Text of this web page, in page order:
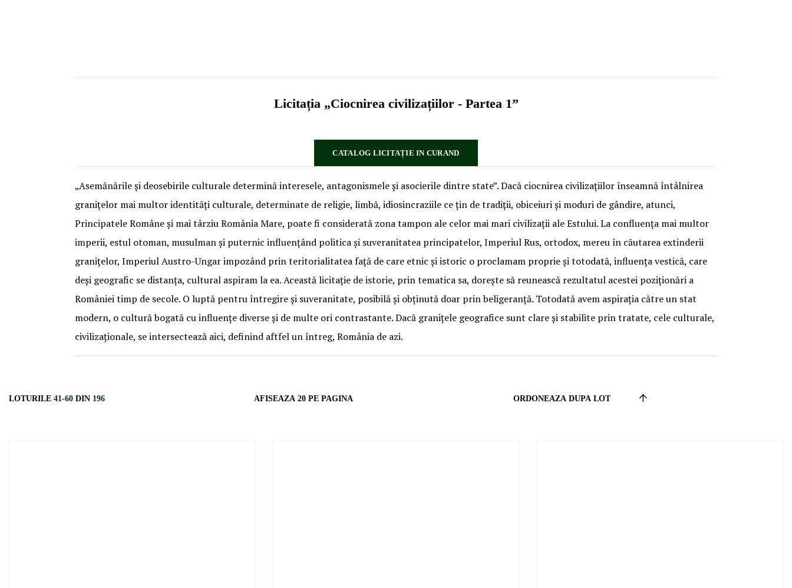
Licitația „Ciocnirea civilizațiilor - Partea 1”
CATALOG LICITAȚIE IN CURAND
„Asemănările și deosebirile culturale determină interesele, antagonismele și asocierile dintre state”. Dacă ciocnirea civilizațiilor înseamnă întâlnirea
granițelor mai multor identități culturale, determinate de religie, limbă, idiosincraziile ce țin de tradiții, obiceiuri și moduri de gândire, atunci,
Principatele Române și mai târziu România Mare, poate fi considerată zona tampon ale celor mai mari civilizații ale Estului. La confluența mai multor
imperii, estul otoman, musulman și puternic influențând politica și suveranitatea principatelor, Imperiul Rus, ortodox, mereu în căutarea extinderii
granițelor, Imperiul Austro-Ungar impozând prin teritorialitatea față de care etnic și istoric o proclamam proprie și totodată, influența vestică, care
deși geografic se distanța, cultural aspiram la ea. Această licitație de istorie, prin tematica sa, dorește să reunească rezultatul acestei poziționări a
României timp de secole. O luptă pentru întregire și suveranitate, posibilă și obținută doar prin beligeranță. Totodată avem aspirația către un stat
modern, o cultură bogată cu influențe diverse și de multe ori contrastante. Dacă granițele geografice sunt clare și stabilite prin tratate, cele culturale,
civilizaționale, se intersectează aici, definind aftfel un întreg, România de azi.
LOTURILE 41-60 DIN 196
Set